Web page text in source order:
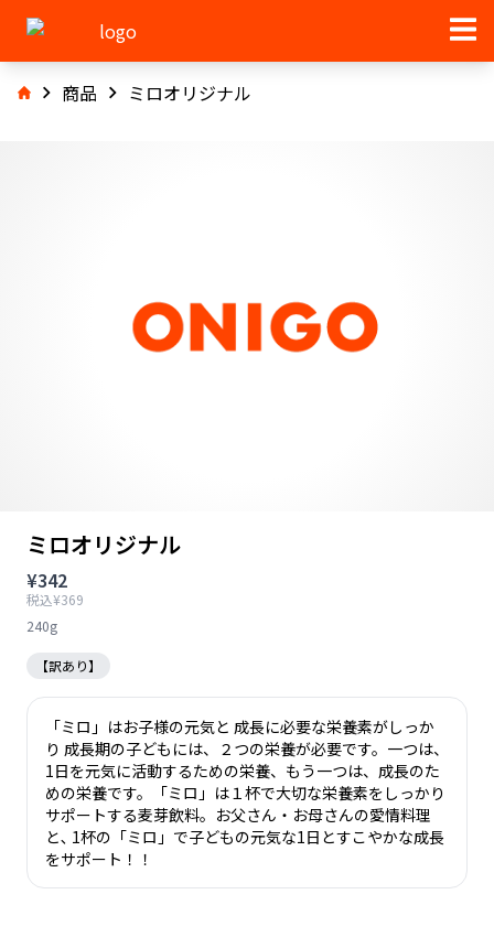
商品 ミロオリジナル
ミロオリジナル
¥342
税込¥369
240g
【訳あり】
「ミロ」はお子様の元気と 成長に必要な栄養素がしっか
り 成長期の子どもには、２つの栄養が必要です。一つは、
1日を元気に活動するための栄養、もう一つは、成長のた
めの栄養です。「ミロ」は１杯で大切な栄養素をしっかり
サポートする麦芽飲料。お父さん・お母さんの愛情料理
と､ 1杯の「ミロ」で子どもの元気な1日とすこやかな成長
をサポート！！